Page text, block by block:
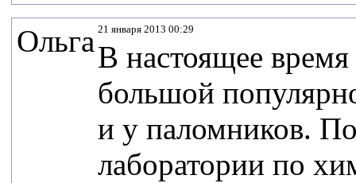
Ольга 21 января 2013 00:29
В настоящее время
большой
и у паломников.
лаборатории по